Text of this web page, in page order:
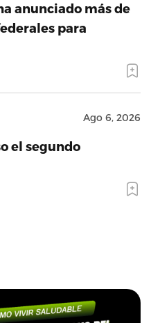
anunciado más de
para
Ago 6, 2026
el segundo